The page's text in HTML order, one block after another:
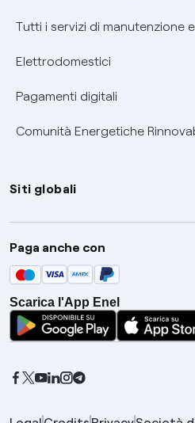
Tutti i servizi di manutenzione
Elettrodomestici
Pagamenti digitali
Comunità Energetiche
Siti globali
Enel Group
Enel Green Power
Global Trading
Global Procurement
Gridspertise
Paga anche con
Scarica l'App Enel